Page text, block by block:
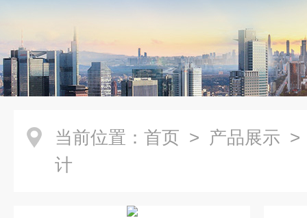
当前位置： 首页 > 产品展示
计